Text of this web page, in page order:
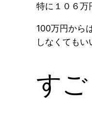
特に１０６万
100万円から
しなくてもい
す